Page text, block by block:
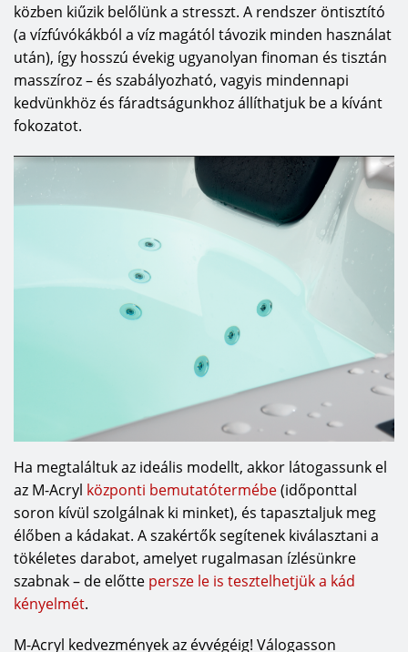
közben kiűzik belőlünk a stresszt. A rendszer öntisztító
(a vízfúvókákból a víz magától távozik minden használat
után), így hosszú évekig ugyanolyan finoman és tisztán
masszíroz – és szabályozható, vagyis mindennapi
kedvünkhöz és fáradtságunkhoz állíthatjuk be a kívánt
fokozatot.
Ha megtaláltuk az ideális modellt, akkor látogassunk el
az M-Acryl központi bemutatótermébe(időponttal
soron kívül szolgálnak ki minket), és tapasztaljuk meg
élőben a kádakat. A szakértők segítenek kiválasztani a
tökéletes darabot, amelyet rugalmasan ízlésünkre
szabnak – de előtte persze le is tesztelhetjük a kád
kényelmét.
M-Acryl kedvezmények az évvégéig! Válogasson